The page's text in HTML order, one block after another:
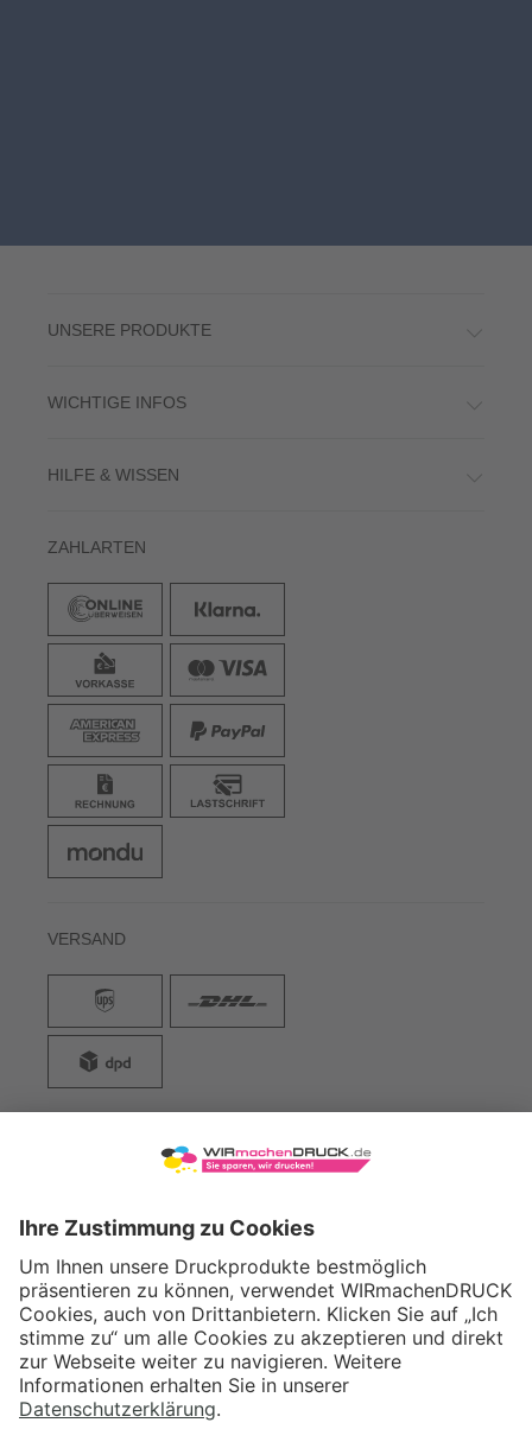
UNSERE PRODUKTE
WICHTIGE INFOS
HILFE & WISSEN
ZAHLARTEN
VERSAND
WIRmachenDRUCK GmbH
71522 Backnang
Tel.: +49 (0) 711 995 982 - 20
Fax: +49 (0) 711 995 982 - 21
SOCIAL MEDIA